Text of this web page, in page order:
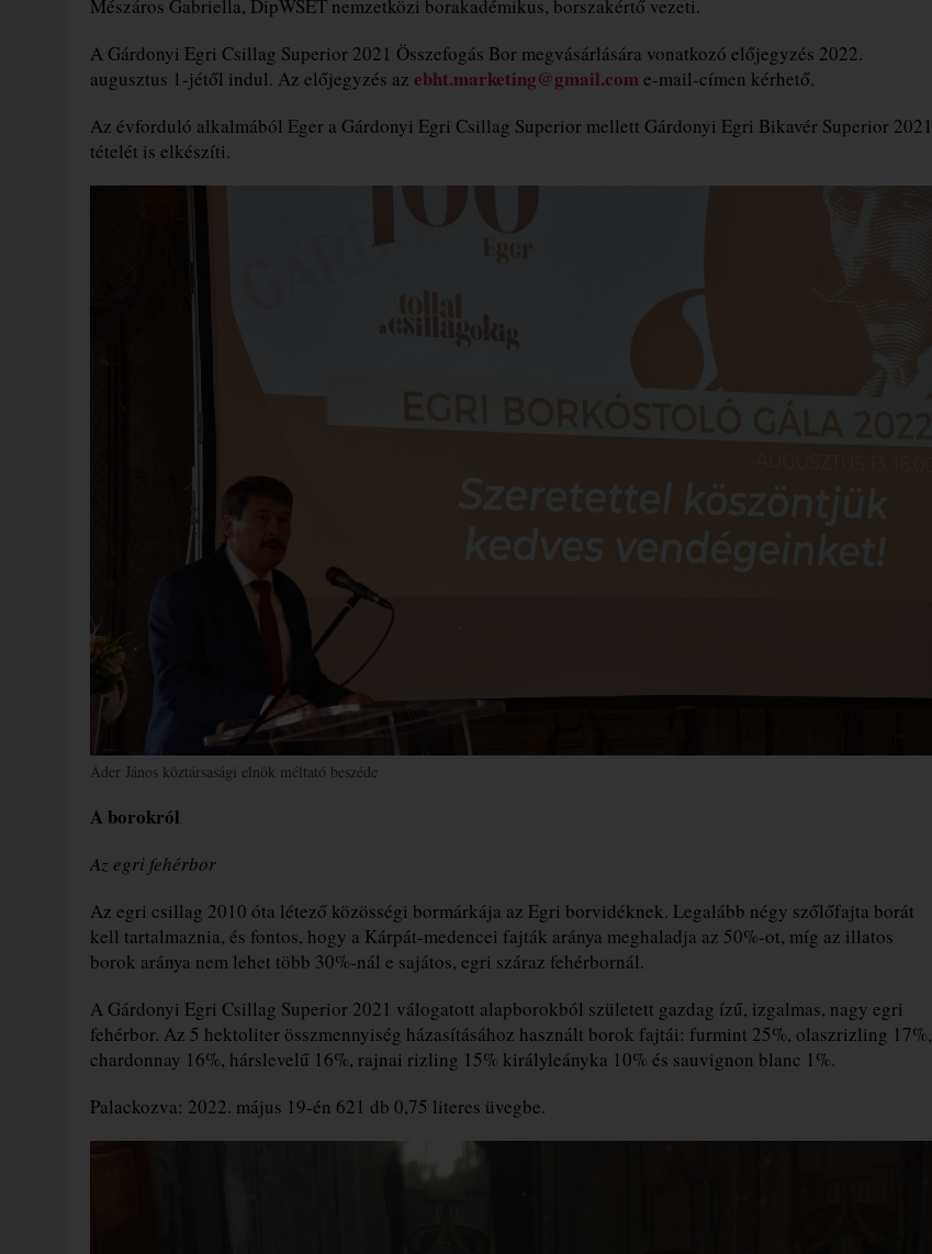
Mészáros Gabriella, DipWSET nemzetközi borakadémikus, borszakértő vezeti.
A Gárdonyi Egri Csillag Superior 2021 Összefogás Bor megvásárlására vonatkozó előjegyzés 2022.
augusztus 1-jétől indul. Az előjegyzés az ebht.marketing@gmail.com e-mail-címen kérhető.
Az évforduló alkalmából Eger a Gárdonyi Egri Csillag Superior mellett Gárdonyi Egri Bikavér Superior 2021
tételét is elkészíti.
Áder János köztársasági elnök méltató beszéde
A borokról
Az egri fehérbor
Az egri csillag 2010 óta létező közösségi bormárkája az Egri borvidéknek. Legalább négy szőlőfajta borát
kell tartalmaznia, és fontos, hogy a Kárpát-medencei fajták aránya meghaladja az 50%-ot, míg az illatos
borok aránya nem lehet több 30%-nál e sajátos, egri száraz fehérbornál.
A Gárdonyi Egri Csillag Superior 2021 válogatott alapborokból született gazdag ízű, izgalmas, nagy egri
fehérbor. Az 5 hektoliter összmennyiség házasításához használt borok fajtái: furmint 25%, olaszrizling 17%,
chardonnay 16%, hárslevelű 16%, rajnai rizling 15% királyleányka 10% és sauvignon blanc 1%.
Palackozva: 2022. május 19-én 621 db 0,75 literes üvegbe.